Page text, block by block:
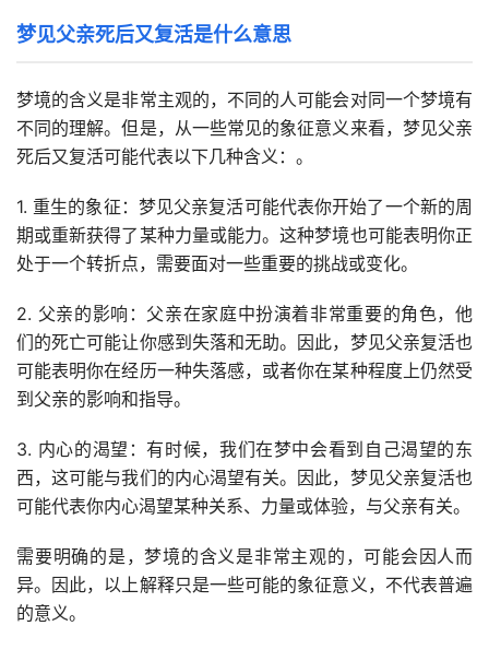
梦见父亲死后又复活是什么意思
梦境的含义是非常主观的，不同的人可能会对同一个梦境有
不同的理解。但是，从一些常见的象征意义来看，梦见父亲
死后又复活可能代表以下几种含义：。
1. 重生的象征：梦见父亲复活可能代表你开始了一个新的周
期或重新获得了某种力量或能力。这种梦境也可能表明你正
处于一个转折点，需要面对一些重要的挑战或变化。
2. 父亲的影响：父亲在家庭中扮演着非常重要的角色，他
们的死亡可能让你感到失落和无助。因此，梦见父亲复活也
可能表明你在经历一种失落感，或者你在某种程度上仍然受
到父亲的影响和指导。
3. 内心的渴望：有时候，我们在梦中会看到自己渴望的东
西，这可能与我们的内心渴望有关。因此，梦见父亲复活也
可能代表你内心渴望某种关系、力量或体验，与父亲有关。
需要明确的是，梦境的含义是非常主观的，可能会因人而
异。因此，以上解释只是一些可能的象征意义，不代表普遍
的意义。